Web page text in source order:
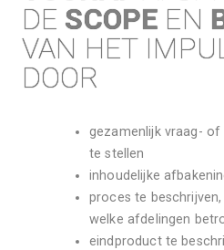
DE SCOPE EN
VAN HET
DOOR
gezamenlijk vraag-
te stellen
inhoudelijke
proces te
welke afdelingen
eindproduct te